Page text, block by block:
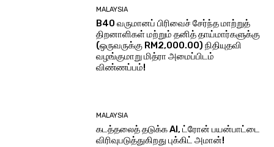
MALAYSIA
B40 வருமானப் பிரிவைச் சேர்ந்த மாற்றுத்
திறனாளிகள் மற்றும் தனித் தாய்மார்களுக்கு
(ஒருவருக்கு RM2,000.00) நிதியுதவி
வழங்குமாறு மித்ரா அமைப்பிடம்
விண்ணப்பம்!
MALAYSIA
கடத்தலைத் தடுக்க AI, ட்ரோன் பயன்பாட்டை
விரிவுபடுத்துகிறது புக்கிட் அமான்!